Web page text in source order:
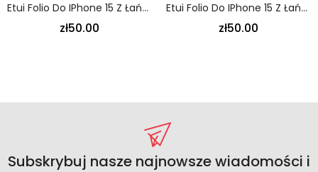
Etui Folio Do IPhone 15 Z Łańcuch Małe Misie Z Paskiem
zł50.00
Etui Folio Do IPhone 15 Z Łańcuch Lot Ćm Na Smyczy
zł50.00
Subskrybuj nasze najnowsze wiadomości i